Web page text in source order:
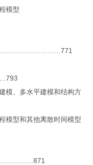
模型
模、多水平建模和结构方
模型和其他离散时间模型